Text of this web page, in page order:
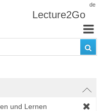
de
Lecture2Go
und Lernen